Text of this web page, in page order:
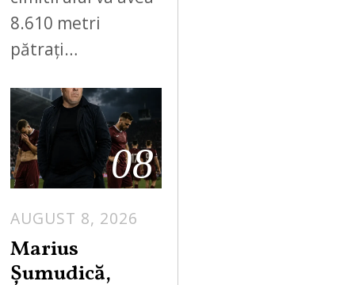
8.610 metri
pătrați…
08
AUGUST 8, 2026
Marius
Șumudică,